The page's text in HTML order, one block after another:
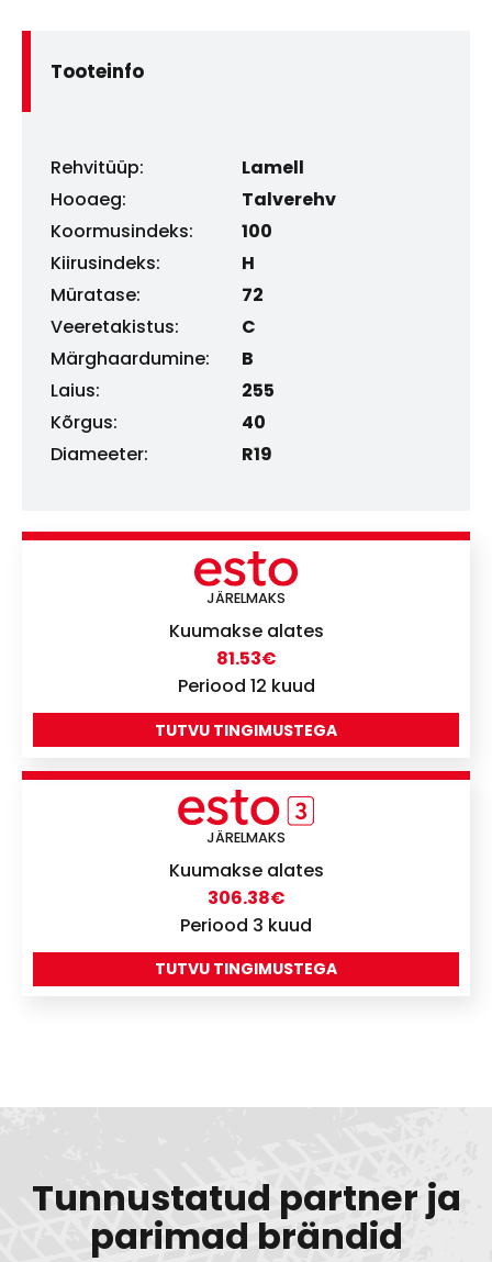
Tooteinfo
Rehvitüüp:
Lamell
Hooaeg:
Talverehv
Koormusindeks:
100
Kiirusindeks:
H
Müratase:
72
Veeretakistus:
C
Märghaardumine:
B
Laius:
255
Kõrgus:
40
Diameeter:
R19
JÄRELMAKS
Kuumakse alates
81.53€
Periood 12 kuud
TUTVU TINGIMUSTEGA
JÄRELMAKS
Kuumakse alates
306.38€
Periood 3 kuud
TUTVU TINGIMUSTEGA
Tunnustatud partner ja
parimad brändid